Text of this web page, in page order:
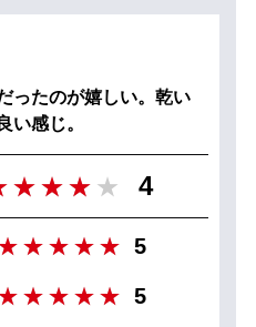
ったのが嬉しい。乾い
い感じ。
4
5
5